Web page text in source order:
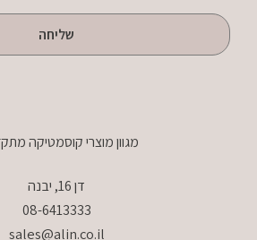
שליחה
מגוון מוצרי קוסמטיקה
דן 16, יבנה
08-6413333
sales@alin.co.il